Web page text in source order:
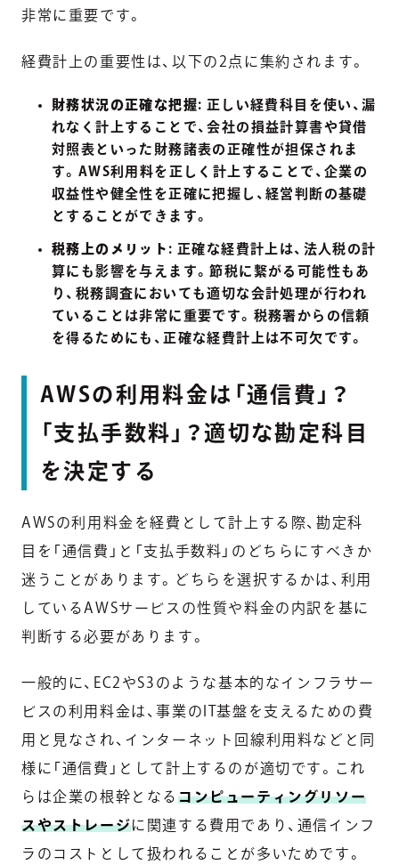
非常に重要です。
経費計上の重要性は、以下の2点に集約されます。
財務状況の正確な把握: 正しい経費科目を使い、漏
れなく計上することで、会社の損益計算書や貸借
対照表といった財務諸表の正確性が担保されま
す。AWS利用料を正しく計上することで、企業の
収益性や健全性を正確に把握し、経営判断の基礎
とすることができます。
税務上のメリット : 正確な経費計上は、法人税の計
算にも影響を与えます。節税に繋がる可能性もあ
り、税務調査においても適切な会計処理が行われ
ていることは非常に重要です。税務署からの信頼
を得るためにも、正確な経費計上は不可欠です。
AWSの利用料金は「通信費」？
「支払手数料」？適切な勘定科目
を決定する
AWSの利用料金を経費として計上する際、勘定科
目を「通信費」と「支払手数料」のどちらにすべきか
迷うことがあります。どちらを選択するかは、利用
しているAWSサービスの性質や料金の内訳を基に
判断する必要があります。
一般的に、EC2やS3のような基本的なインフラサー
ビスの利用料金は、事業のIT基盤を支えるための費
用と見なされ、インターネット回線利用料などと同
様に「通信費」として計上するのが適切です。これ
らは企業の根幹となる コンピューティングリソー
スやストレージに関連する費用であり、通信インフ
ラのコストとして扱われることが多いためです。